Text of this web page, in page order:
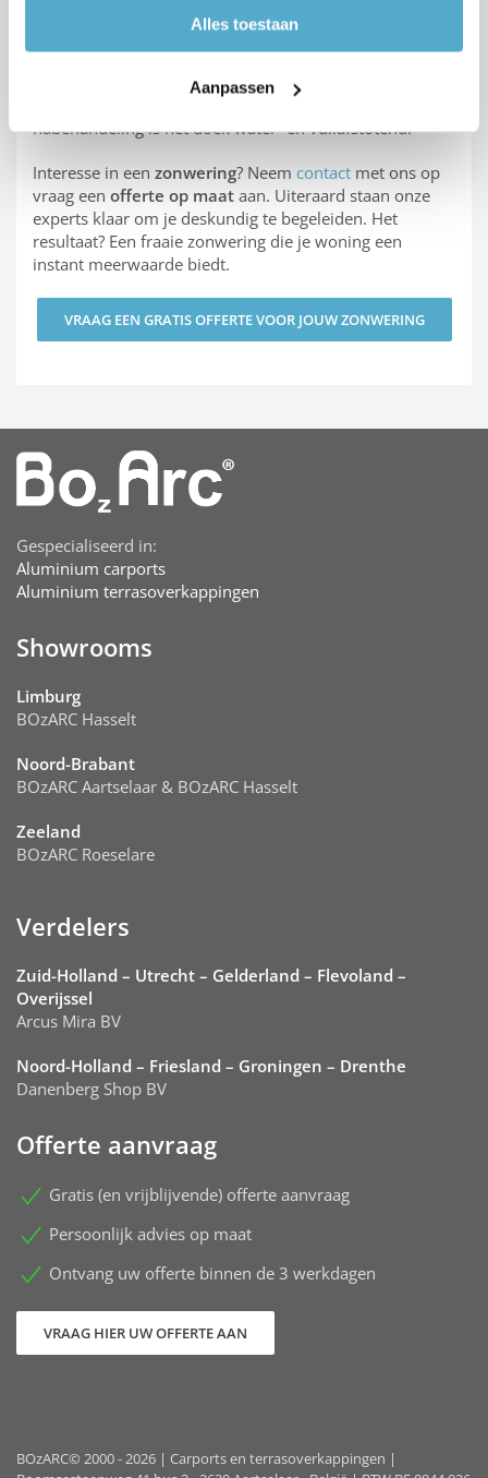
Alles toestaan
Aanpassen
van BOzARC worden uitgerust met
een hoogwaardig acryldoek. De doeken zijn voorzien
van een teflon EXTREME®-uitrusting en worden
geweven uit in de massa gekleurde acrylaatvezels en
zijn daardoor ontzettend kleurecht. Dankzij een speciale
nabehandeling is het doek water- en vuilafstotend.
Interesse in een zonwering? Neem contact met ons op
vraag een offerte op maat aan. Uiteraard staan onze
experts klaar om je deskundig te begeleiden. Het
resultaat? Een fraaie zonwering die je woning een
instant meerwaarde biedt.
VRAAG EEN GRATIS OFFERTE VOOR JOUW ZONWERING
Gespecialiseerd in:
Aluminium carports
Aluminium terrasoverkappingen
Showrooms
Limburg
BOzARC Hasselt
Noord-Brabant
BOzARC Aartselaar & BOzARC Hasselt
Zeeland
BOzARC Roeselare
Verdelers
Zuid-Holland – Utrecht – Gelderland – Flevoland –
Overijssel
Arcus Mira BV
Noord-Holland – Friesland – Groningen – Drenthe
Danenberg Shop BV
Offerte aanvraag
Gratis (en vrijblijvende) offerte aanvraag
Persoonlijk advies op maat
Ontvang uw offerte binnen de 3 werkdagen
VRAAG HIER UW OFFERTE AAN
BOzARC© 2000 - 2026 | Carports en terrasoverkappingen |